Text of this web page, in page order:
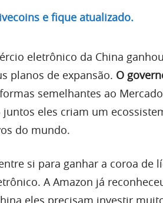
e fique atualizado.
eletrônico da China
planos de expansão. O
semelhantes ao
eles criam um
do mundo.
si para ganhar a coroa de
A Amazon já
eles precisam investir